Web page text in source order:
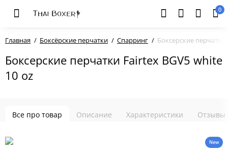
0
Главная Боксёрские перчатки Спарринг Боксерские
Боксерские перчатки Fairtex BGV5 white
10 oz
Все про товар Описание Характеристики Отзывы
New